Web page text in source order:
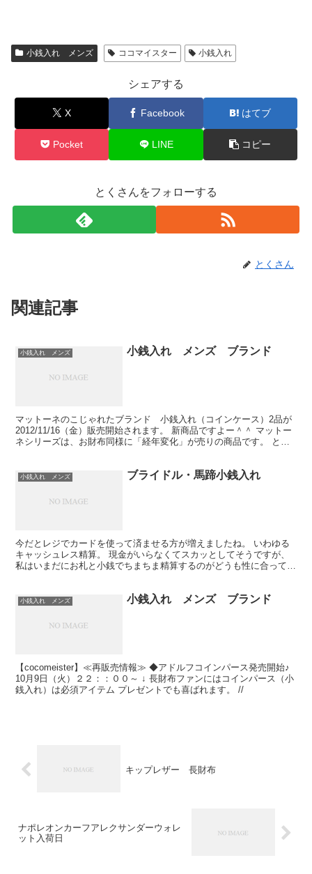
小銭入れ メンズ ココマイスター 小銭入れ
シェアする
X Facebook はてブ
Pocket LINE コピー
とくさんをフォローする
とくさん
関連記事
小銭入れ メンズ 小銭入れ メンズ ブランド
マットーネのこじゃれたブランド 小銭入れ（コインケース）2品が
2012/11/16（金）販売開始されます。 新商品ですよー＾＾ マットー
ネシリーズは、お財布同様に「経年変化」が売りの商品です。 とり
小銭入れ メンズ ブライドル・馬蹄小銭入れ
今だとレジでカードを使って済ませる方が増えましたね。 いわゆる
キャッシュレス精算。 現金がいらなくてスカッとしてそうですが、
私はいまだにお札と小銭でちまちま精算するのがどうも性に合ってま
小銭入れ メンズ 小銭入れ メンズ ブランド
【cocomeister】≪再販売情報≫ ◆アドルフコインパース発売開始♪
10月9日（火）２２：：００～ ↓ 長財布ファンにはコインパース（小
銭入れ）は必須アイテム プレゼントでも喜ばれます。 //
キップレザー 長財布
ナポレオンカーフアレクサンダーウォレ
ット入荷日